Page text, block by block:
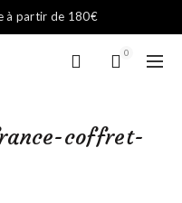
à partir de 180€
0
coffret-